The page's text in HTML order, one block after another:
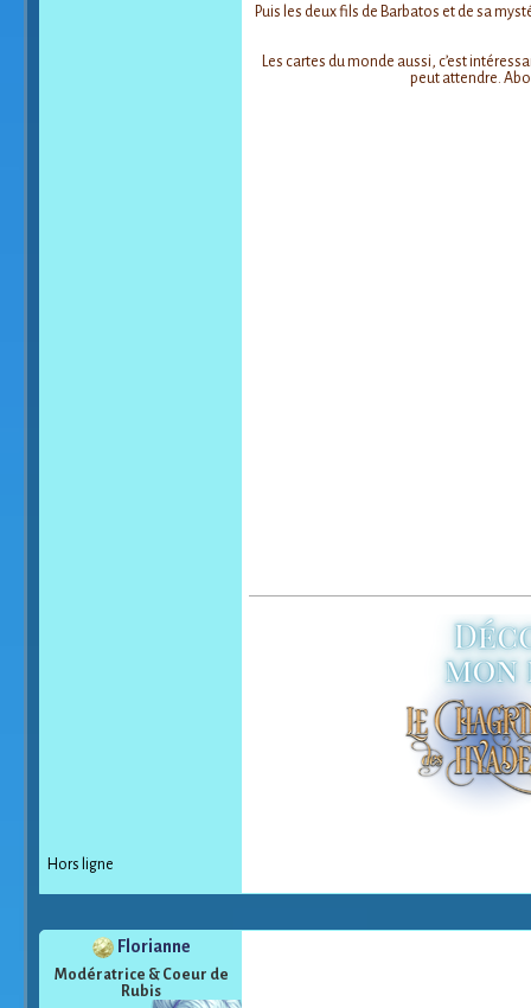
Puis les deux fils de Barbatos et de sa
Les cartes du monde aussi, c’est
peut attendre.
Hors ligne
Florianne
Modératrice & Coeur de
Rubis